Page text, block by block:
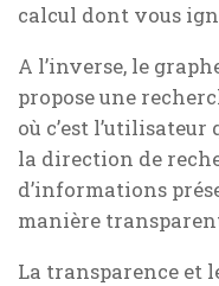
calcul dont vous
A l’inverse, le
propose une
où c’est
la direction de
d’informations
manière
La transparence et